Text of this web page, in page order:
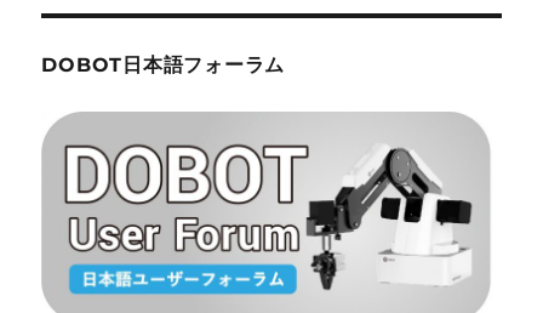
DOBOT日本語フォーラム